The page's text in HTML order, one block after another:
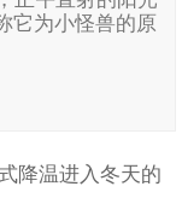
它为小怪兽的原
降温进入冬天的